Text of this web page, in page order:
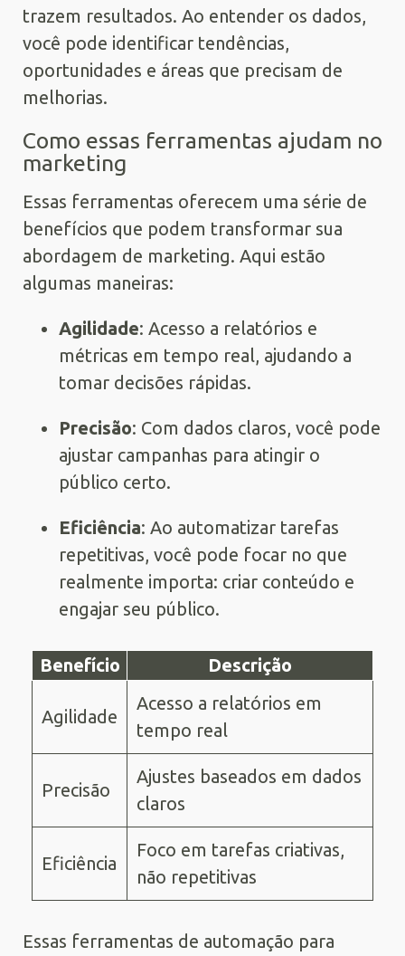
trazem resultados. Ao entender os dados,
você pode identificar tendências,
oportunidades e áreas que precisam de
melhorias.
Como essas ferramentas ajudam no
marketing
Essas ferramentas oferecem uma série de
benefícios que podem transformar sua
abordagem de marketing. Aqui estão
algumas maneiras:
Agilidade: Acesso a relatórios e
métricas em tempo real, ajudando a
tomar decisões rápidas.
Precisão: Com dados claros, você pode
ajustar campanhas para atingir o
público certo.
Eficiência: Ao automatizar tarefas
repetitivas, você pode focar no que
realmente importa: criar conteúdo e
engajar seu público.
Benefício Descrição
Agilidade
Acesso a relatórios em
tempo real
Precisão
Ajustes baseados em dados
claros
Eficiência
Foco em tarefas criativas,
não repetitivas
Essas ferramentas de automação para